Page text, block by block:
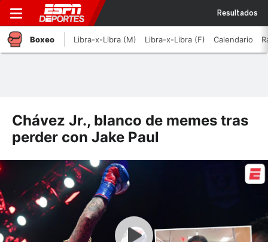
Resultados
Boxeo Libra-x-Libra (M) Libra-x-Libra (F) Calendario
Chávez Jr., blanco de memes tras
perder con Jake Paul